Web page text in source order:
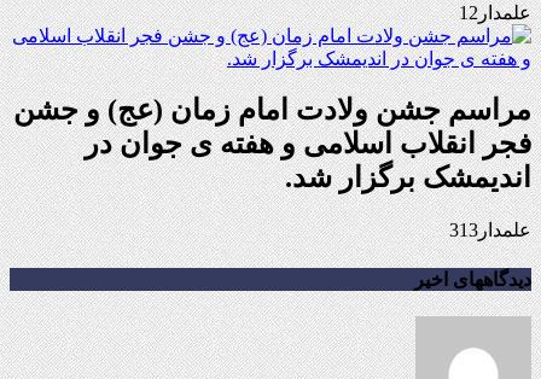
علمدار12
مراسم جشن ولادت امام زمان (عج) و جشن
فجر انقلاب اسلامی و هفته ی جوان در
اندیمشک برگزار شد.
علمدار313
دیدگاههای اخیر